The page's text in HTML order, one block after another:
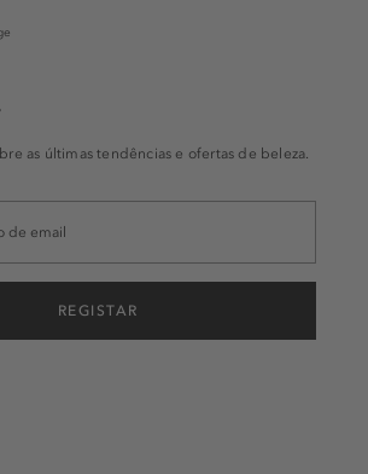
as últimas tendências e ofertas de beleza.
REGISTAR